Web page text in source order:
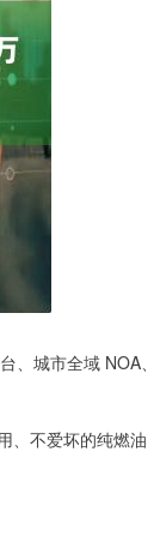
城市全域 NOA、
、不爱坏的纯燃油
沪深300